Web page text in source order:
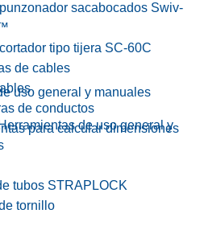
sacabocados Swiv-
tipo tijera SC-60C
de cables
de conductos
para calcular dimensiones
uso general y manuales
de uso general y
tubos STRAPLOCK
tornillo